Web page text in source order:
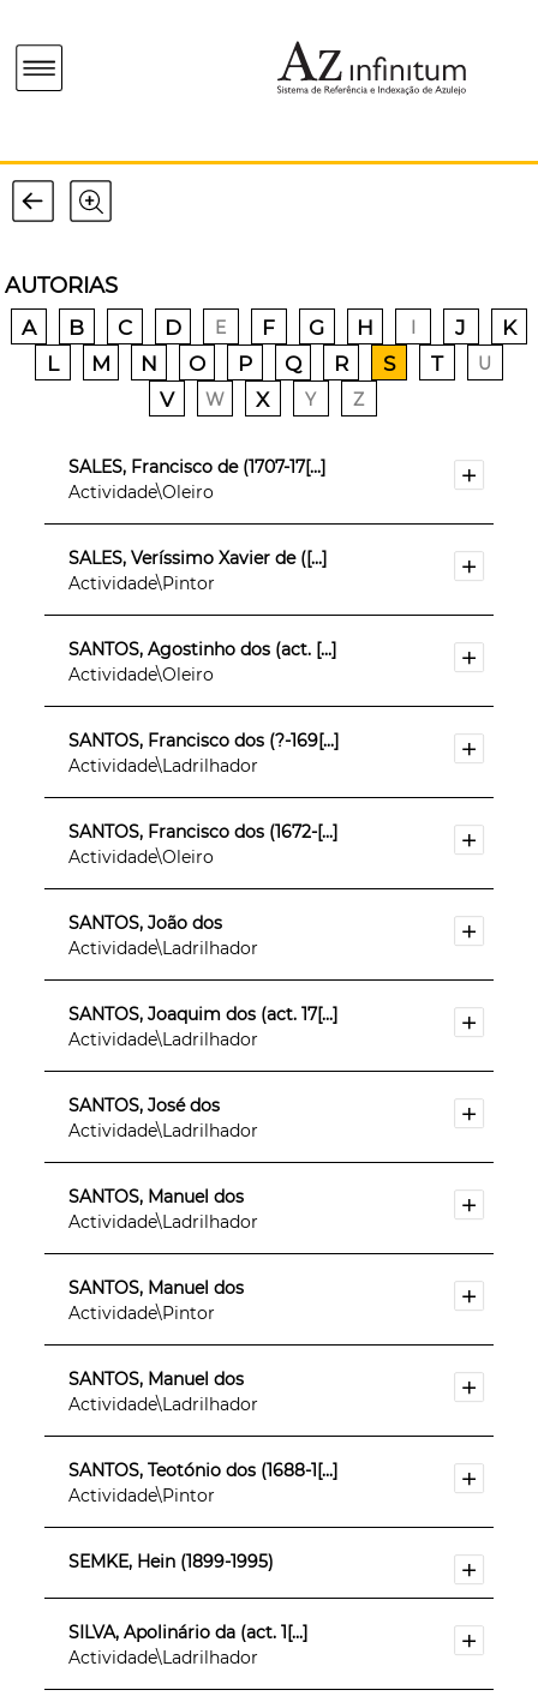
AUTORIAS
A B C D E F G H I J
K
L
M N O P Q R S T U
V W X Y Z
SALES, Francisco de (1707-17[...]
Actividade\Oleiro
SALES, Veríssimo Xavier de ([...]
Actividade\Pintor
SANTOS, Agostinho dos (act. [...]
Actividade\Oleiro
SANTOS, Francisco dos (?-169[...]
Actividade\Ladrilhador
SANTOS, Francisco dos (1672-[...]
Actividade\Oleiro
SANTOS, João dos
Actividade\Ladrilhador
SANTOS, Joaquim dos (act. 17[...]
Actividade\Ladrilhador
SANTOS, José dos
Actividade\Ladrilhador
SANTOS, Manuel dos
Actividade\Ladrilhador
SANTOS, Manuel dos
Actividade\Pintor
SANTOS, Manuel dos
Actividade\Ladrilhador
SANTOS, Teotónio dos (1688-1[...]
Actividade\Pintor
SEMKE, Hein (1899-1995)
SILVA, Apolinário da (act. 1[...]
Actividade\Ladrilhador